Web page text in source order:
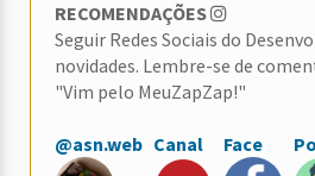
RECOMENDAÇÕES
Seguir Redes Sociais do
novidades. Lembre-se de
"Vim pelo MeuZapZap!"
@asn.web Canal Face